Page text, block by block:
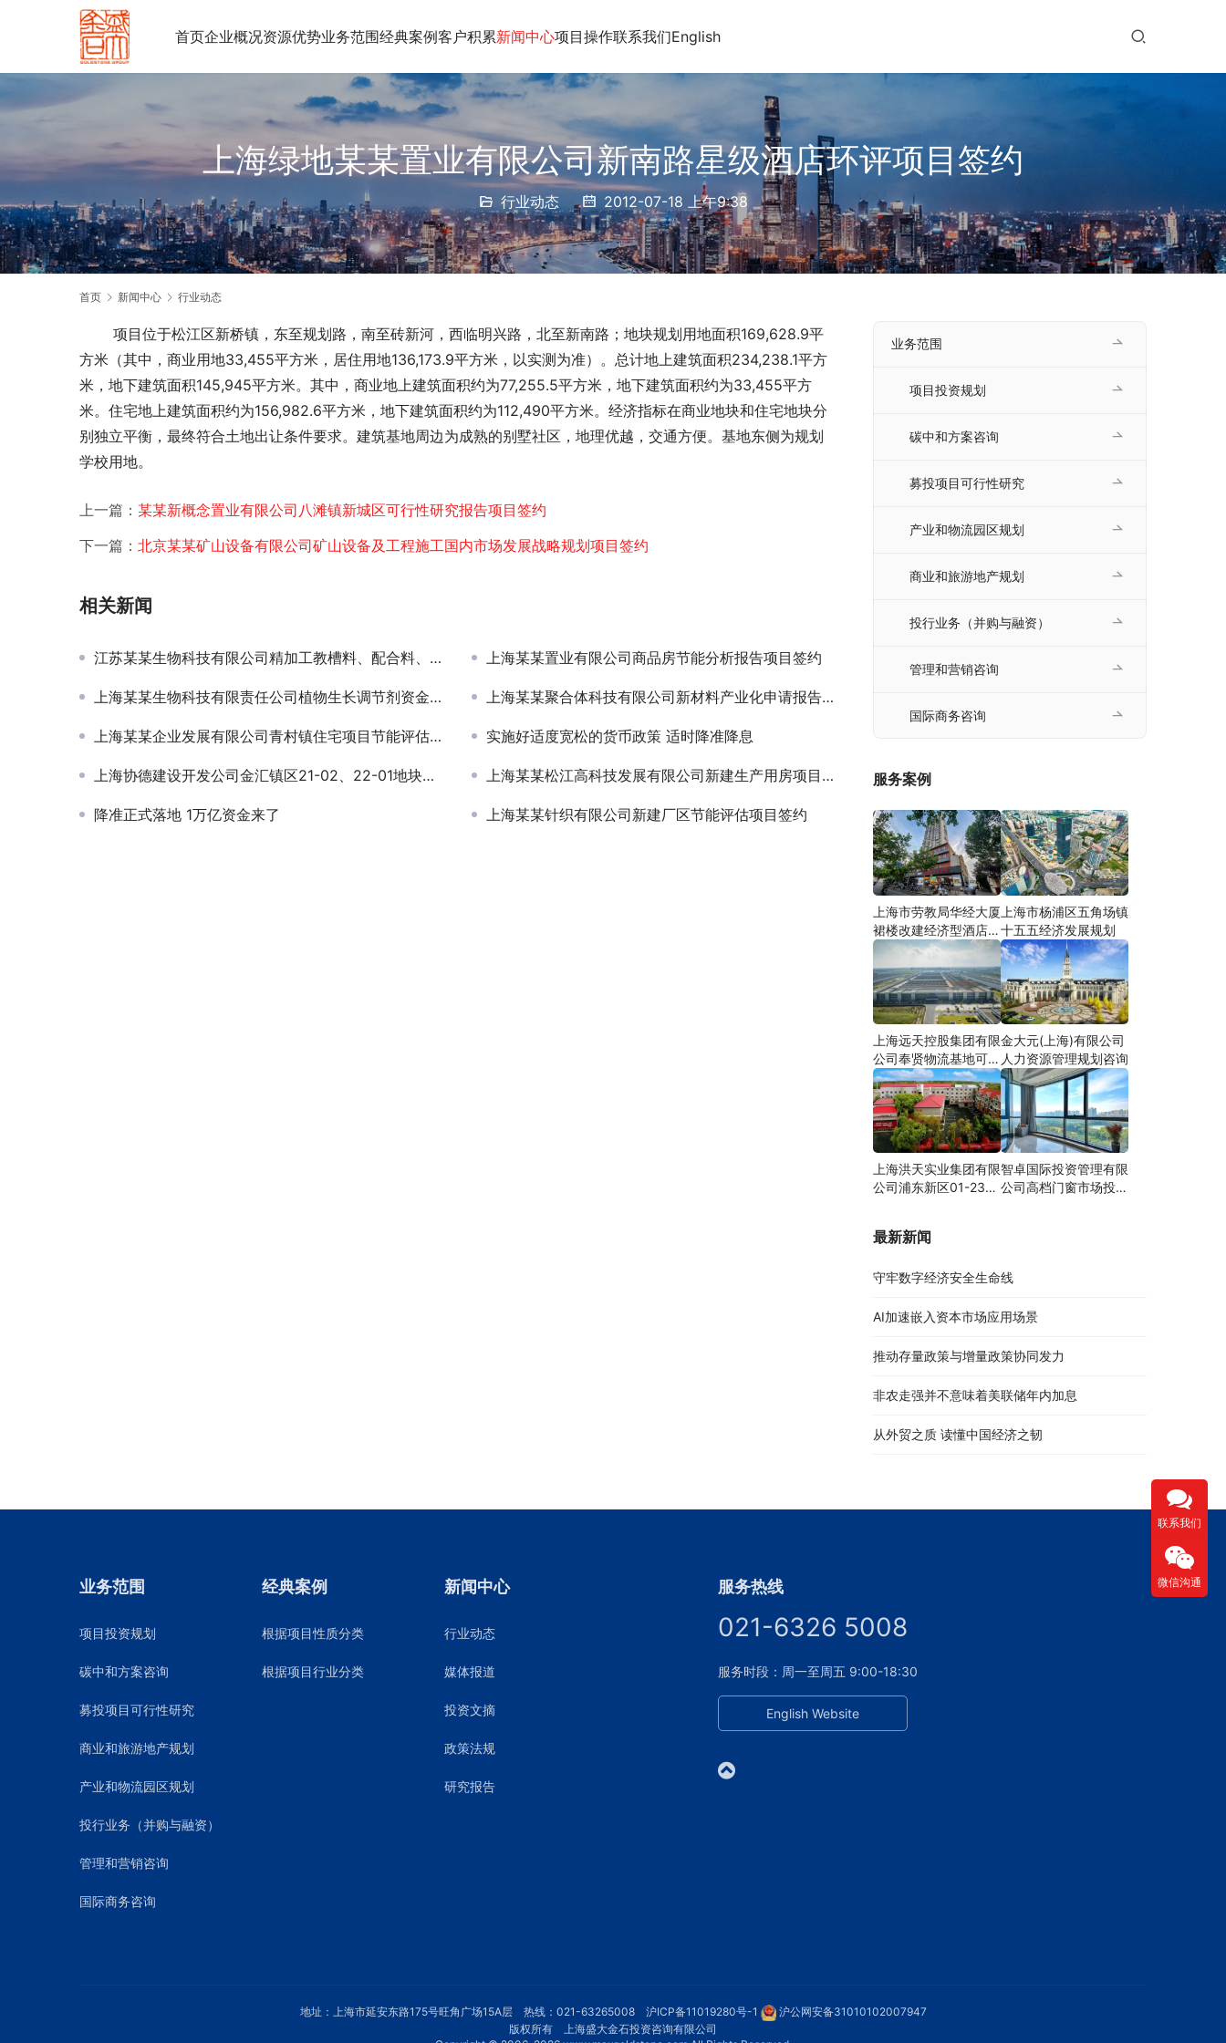
首页企业概况资源优势业务范围经典案例客户积累新闻中心项目操作联系我们English
上海绿地某某置业有限公司新南路星级酒店环评项目签约
行业动态 2012-07-18 上午9:38
首页 新闻中心 行业动态
项目位于松江区新桥镇，东至规划路，南至砖新河，西临明兴路，北至新南路；地块规划用地面积169,628.9平
方米（其中，商业用地33,455平方米，居住用地136,173.9平方米，以实测为准）。总计地上建筑面积234,238.1平方
米，地下建筑面积145,945平方米。其中，商业地上建筑面积约为77,255.5平方米，地下建筑面积约为33,455平方
米。住宅地上建筑面积约为156,982.6平方米，地下建筑面积约为112,490平方米。经济指标在商业地块和住宅地块分
别独立平衡，最终符合土地出让条件要求。建筑基地周边为成熟的别墅社区，地理优越，交通方便。基地东侧为规划
学校用地。
上一篇： 某某新概念置业有限公司八滩镇新城区可行性研究报告项目签约
下一篇： 北京某某矿山设备有限公司矿山设备及工程施工国内市场发展战略规划项目签约
相关新闻
江苏某某生物科技有限公司精加工教槽料、配合料、预混料项目可研-IPO 上海某某置业有限公司商品房节能分析报告项目签约
上海某某生物科技有限责任公司植物生长调节剂资金申请项目签约 上海某某聚合体科技有限公司新材料产业化申请报告和节能评估项目签约
上海某某企业发展有限公司青村镇住宅项目节能评估报告 实施好适度宽松的货币政策 适时降准降息
上海协德建设开发公司金汇镇区21-02、22-01地块动迁安置房申请报告 上海某某松江高科技发展有限公司新建生产用房项目节能评估
降准正式落地 1万亿资金来了 上海某某针织有限公司新建厂区节能评估项目签约
业务范围
项目投资规划
碳中和方案咨询
募投项目可行性研究
产业和物流园区规划
商业和旅游地产规划
投行业务（并购与融资）
管理和营销咨询
国际商务咨询
服务案例
上海市劳教局华经大厦
裙楼改建经济型酒店可
研
上海市杨浦区五角场镇
十五五经济发展规划
上海远天控股集团有限
公司奉贤物流基地可行
性研究
金大元(上海)有限公司
人力资源管理规划咨询
上海洪天实业集团有限
公司浦东新区01-23地
智卓国际投资管理有限
公司高档门窗市场投资
最新新闻
守牢数字经济安全生命线
AI加速嵌入资本市场应用场景
推动存量政策与增量政策协同发力
非农走强并不意味着美联储年内加息
从外贸之质 读懂中国经济之韧
业务范围
项目投资规划
碳中和方案咨询
募投项目可行性研究
商业和旅游地产规划
产业和物流园区规划
投行业务（并购与融资）
管理和营销咨询
国际商务咨询
经典案例
根据项目性质分类
根据项目行业分类
新闻中心
行业动态
媒体报道
投资文摘
政策法规
研究报告
服务热线
021-6326 5008
服务时段：周一至周五 9:00-18:30
English Website
地址：上海市延安东路175号旺角广场15A层 热线：021-63265008 沪ICP备11019280号-1
沪公网安备31010102007947
版权所有 上海盛大金石投资咨询有限公司
联系我们
微信沟通